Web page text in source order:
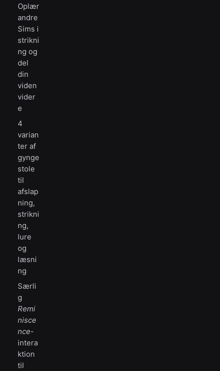
Oplær
andre
Sims i
strikni
ng og
del
din
viden
vider
e
4
varian
ter af
gynge
stole
til
afslap
ning,
strikni
ng,
lure
og
læsni
ng
Særli
g
Remi
nisce
nce-
intera
ktion
til